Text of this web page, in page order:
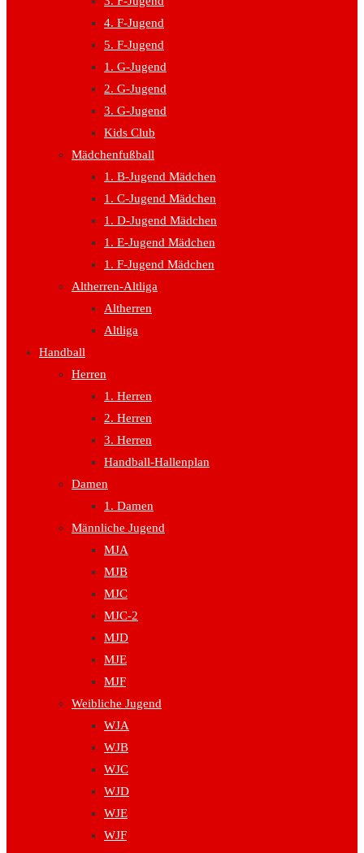
4. F-Jugend
5. F-Jugend
1. G-Jugend
2. G-Jugend
3. G-Jugend
Kids Club
Mädchenfußball
1. B-Jugend Mädchen
1. C-Jugend Mädchen
1. D-Jugend Mädchen
1. E-Jugend Mädchen
1. F-Jugend Mädchen
Altherren-Altliga
Altherren
Altliga
Handball
Herren
1. Herren
2. Herren
3. Herren
Handball-Hallenplan
Damen
1. Damen
Männliche Jugend
MJA
MJB
MJC
MJC-2
MJD
MJE
MJF
Weibliche Jugend
WJA
WJB
WJC
WJD
WJE
WJF